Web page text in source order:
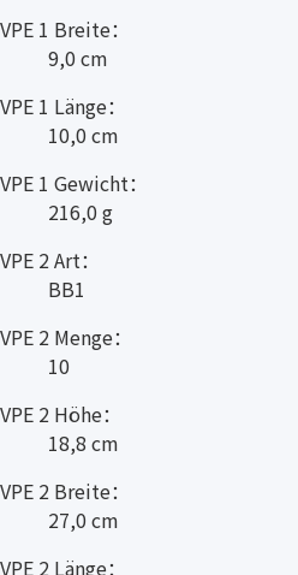
VPE 1 Breite：
9,0 cm
VPE 1 Länge：
10,0 cm
VPE 1 Gewicht：
216,0 g
VPE 2 Art：
BB1
VPE 2 Menge：
10
VPE 2 Höhe：
18,8 cm
VPE 2 Breite：
27,0 cm
VPE 2 Länge：